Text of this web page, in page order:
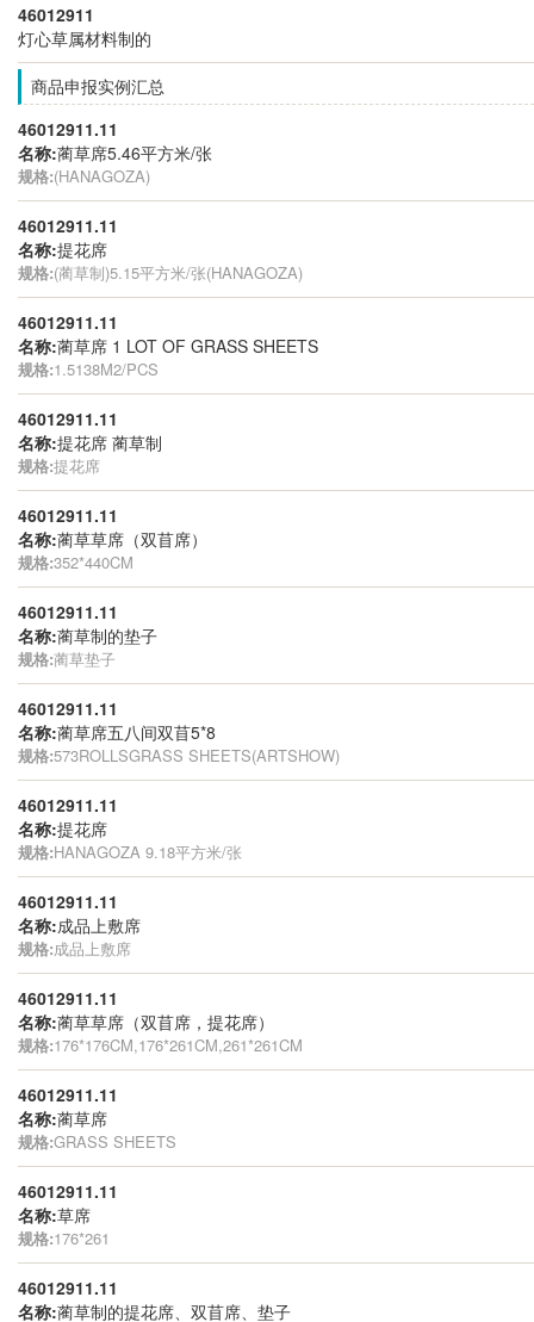
46012911
灯心草属材料制的
商品申报实例汇总
46012911.11
名称:蔺草席5.46平方米/张
规格:(HANAGOZA)
46012911.11
名称:提花席
规格:(蔺草制)5.15平方米/张(HANAGOZA)
46012911.11
名称:蔺草席 1 LOT OF GRASS SHEETS
规格:1.5138M2/PCS
46012911.11
名称:提花席 蔺草制
规格:提花席
46012911.11
名称:蔺草草席（双苜席）
规格:352*440CM
46012911.11
名称:蔺草制的垫子
规格:蔺草垫子
46012911.11
名称:蔺草席五八间双苜5*8
规格:573ROLLSGRASS SHEETS(ARTSHOW)
46012911.11
名称:提花席
规格:HANAGOZA 9.18平方米/张
46012911.11
名称:成品上敷席
规格:成品上敷席
46012911.11
名称:蔺草草席（双苜席，提花席）
规格:176*176CM,176*261CM,261*261CM
46012911.11
名称:蔺草席
规格:GRASS SHEETS
46012911.11
名称:草席
规格:176*261
46012911.11
名称:蔺草制的提花席、双苜席、垫子